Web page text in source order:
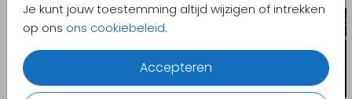
Je kunt jouw toestemming altijd wijzigen of intrekken
op ons ons cookiebeleid.
Accepteren